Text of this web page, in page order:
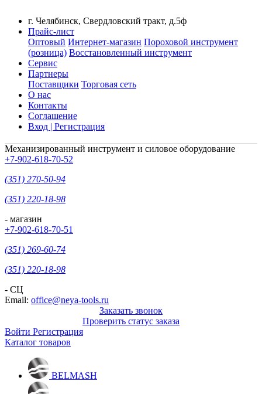
г. Челябинск, Свердловский тракт, д.5ф
Прайс-лист
Оптовый Интернет-магазин Пороховой инструмент
(розница) Восстановленный инструмент
Сервис
Партнеры
Поставщики Торговая сеть
О нас
Контакты
Соглашение
Вход | Регистрация
Механизированный инструмент и силовое оборудование
+7-902-618-70-52
(351) 270-50-94
(351) 220-18-98
- магазин
+7-902-618-70-51
(351) 269-60-74
(351) 220-18-98
- СЦ
Email: office@neya-tools.ru
Заказать звонок
Проверить статус заказа
Войти Регистрация
Каталог товаров
BELMASH